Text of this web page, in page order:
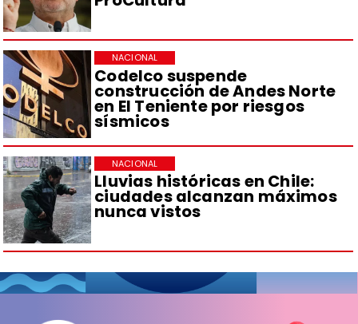
Codelco suspende
construcción de Andes Norte
en El Teniente por riesgos
sísmicos
NACIONAL
Lluvias históricas en Chile:
ciudades alcanzan máximos
nunca vistos
NACIONAL